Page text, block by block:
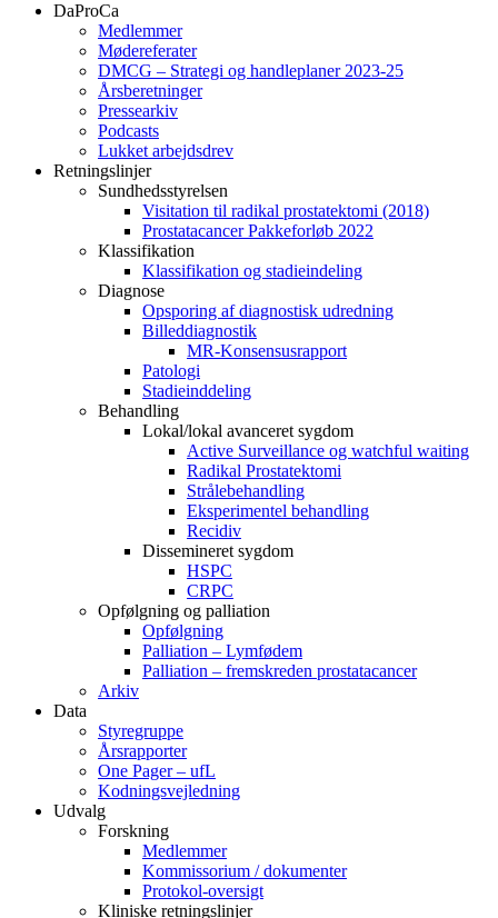
DaProCa
Medlemmer
Mødereferater
DMCG – Strategi og handleplaner 2023-25
Årsberetninger
Pressearkiv
Podcasts
Lukket arbejdsdrev
Retningslinjer
Sundhedsstyrelsen
Visitation til radikal prostatektomi (2018)
Prostatacancer Pakkeforløb 2022
Klassifikation
Klassifikation og stadieindeling
Diagnose
Opsporing af diagnostisk udredning
Billeddiagnostik
MR-Konsensusrapport
Patologi
Stadieinddeling
Behandling
Lokal/lokal avanceret sygdom
Active Surveillance og watchful waiting
Radikal Prostatektomi
Strålebehandling
Eksperimentel behandling
Recidiv
Dissemineret sygdom
HSPC
CRPC
Opfølgning og palliation
Opfølgning
Palliation – Lymfødem
Palliation – fremskreden prostatacancer
Arkiv
Data
Styregruppe
Årsrapporter
One Pager – ufL
Kodningsvejledning
Udvalg
Forskning
Medlemmer
Kommissorium / dokumenter
Protokol-oversigt
Kliniske retningslinjer